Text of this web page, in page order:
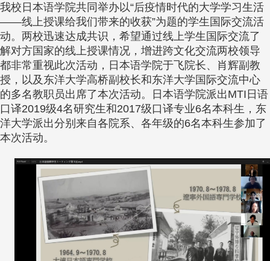
我校日本语学院共同举办以“后疫情时代的大学学习生活
——线上授课给我们带来的收获”为题的学生国际交流活
动。两校迅速达成共识，希望通过线上学生国际交流了
解对方国家的线上授课情况，增进跨文化交流两校领导
都非常重视此次活动，日本语学院于飞院长、肖辉副教
授，以及东洋大学高桥副校长和东洋大学国际交流中心
的多名教职员出席了本次活动。日本语学院派出MTI日语
口译2019级4名研究生和2017级口译专业6名本科生，东
洋大学派出分别来自各院系、各年级的6名本科生参加了
本次活动。